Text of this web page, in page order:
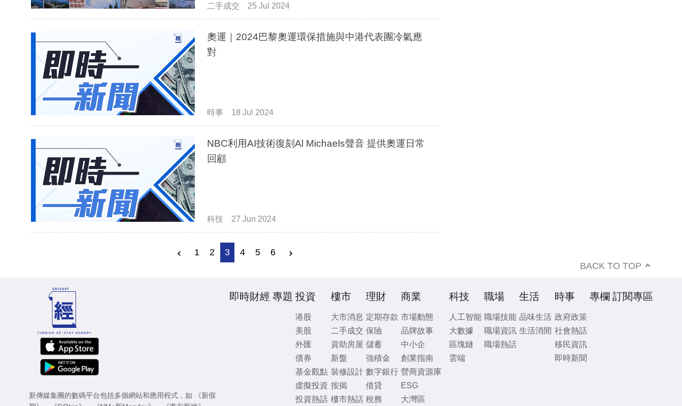
二手成交 25 Jul 2024
奧運｜2024巴黎奧運環保措施與中港代表團冷氣應
對
時事 18 Jul 2024
NBC利用AI技術復刻Al Michaels聲音 提供奧運日常
回顧
科技 27 Jun 2024
1 2 3 4 5 6
BACK TO TOP
新傳媒集團的數碼平台包括多個網站和應用程式，如
《新假
即時財經 專題 投資
港股
美股
外匯
債券
基金觀點
虛擬投資
投資熱話
樓市
大市消息
二手成交
資助房屋
新盤
裝修設計
按揭
樓市熱話
理財
定期存款
保險
儲蓄
強積金
數字銀行
借貸
稅務
商業
市場動態
品牌故事
中小企
創業指南
營商資源庫
ESG
大灣區
科技
人工智能
大數據
區塊鏈
雲端
職場
職場技能
職場資訊
職場熱話
生活
品味生活
生活消閒
時事
政府政策
社會熱話
移民資訊
即時新聞
專欄 訂閱專區